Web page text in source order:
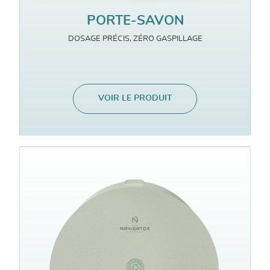
PORTE-SAVON
DOSAGE PRÉCIS, ZÉRO GASPILLAGE
VOIR LE PRODUIT